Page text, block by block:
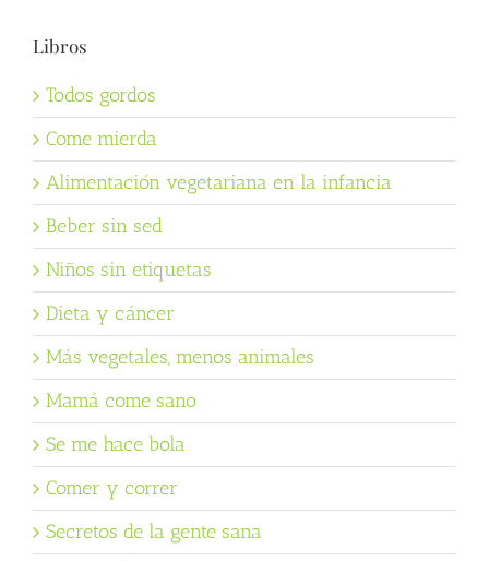
Libros
Todos gordos
Come mierda
Alimentación vegetariana en la infancia
Beber sin sed
Niños sin etiquetas
Dieta y cáncer
Más vegetales, menos animales
Mamá come sano
Se me hace bola
Comer y correr
Secretos de la gente sana